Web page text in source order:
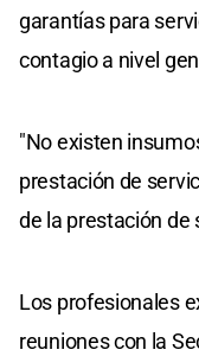
garantías para
contagio a nivel
"No existen
prestación de
de la prestación de
Los profesionales
reuniones con la